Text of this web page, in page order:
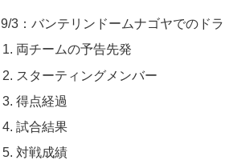
9/3：バンテリンドームナゴヤでのド
両チームの予告先発
スターティングメンバー
得点経過
試合結果
対戦成績